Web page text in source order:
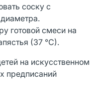
соску с
готовой смеси на
(37 °С).
на искусственном
предписаний